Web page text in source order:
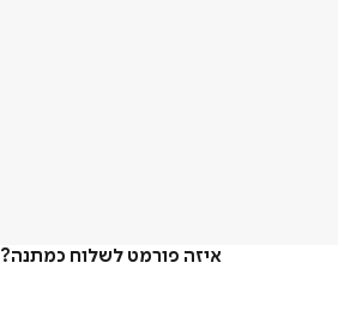
איזה פורמט לשלוח כמתנה?